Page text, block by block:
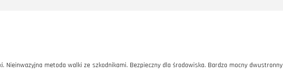
Nieinwazyjna metoda walki ze szkodnikami. Bezpieczny dla środowiska. Bardzo mocny dwustronny